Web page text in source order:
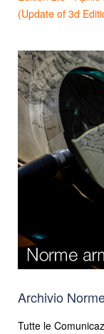
(Update of 3d
Archivio
Tutte le